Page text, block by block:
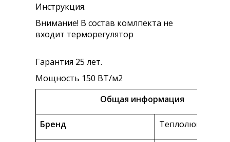
Инструкция.
Внимание! В состав комлпекта не
входит терморегулятор
Гарантия 25 лет.
Мощность 150 ВТ/м2
Общая информация
Бренд Теплолюкс